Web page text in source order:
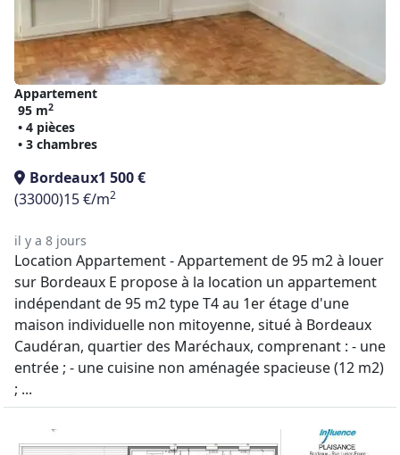
Appartement
95 m2
• 4 pièces
• 3 chambres
Bordeaux1 500 €
(33000)15 €/m2
il y a 8 jours
Location Appartement - Appartement de 95 m2 à louer
sur Bordeaux E propose à la location un appartement
indépendant de 95 m2 type T4 au 1er étage d'une
maison individuelle non mitoyenne, situé à Bordeaux
Caudéran, quartier des Maréchaux, comprenant : - une
entrée ; - une cuisine non aménagée spacieuse (12 m2)
; ...